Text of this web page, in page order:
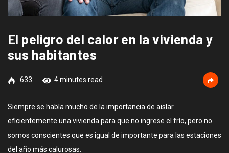
El peligro del calor en la vivienda y
sus habitantes
633 4 minutes read
Siempre se habla mucho de la importancia de aislar
eficientemente una vivienda para que no ingrese el frío, pero no
somos conscientes que es igual de importante para las estaciones
del año más calurosas.